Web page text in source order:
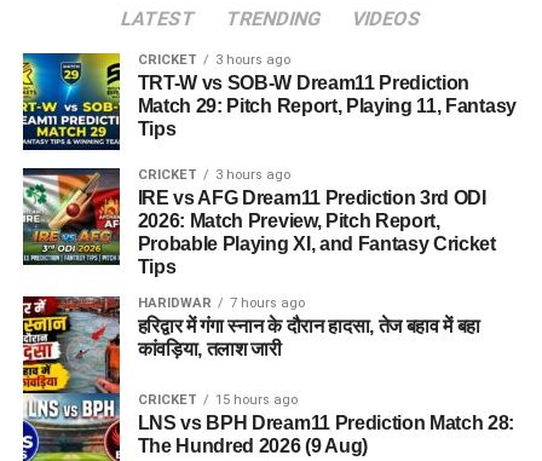
LATEST TRENDING VIDEOS
CRICKET 3 hours ago
TRT-W vs SOB-W Dream11 Prediction
Match 29: Pitch Report, Playing 11, Fantasy
Tips
CRICKET 3 hours ago
IRE vs AFG Dream11 Prediction 3rd ODI
2026: Match Preview, Pitch Report,
Probable Playing XI, and Fantasy Cricket
Tips
HARIDWAR 7 hours ago
हरिद्वार में गंगा स्नान के दौरान हादसा, तेज बहाव में बहा
कांवड़िया, तलाश जारी
CRICKET 15 hours ago
LNS vs BPH Dream11 Prediction Match 28:
The Hundred 2026 (9 Aug)